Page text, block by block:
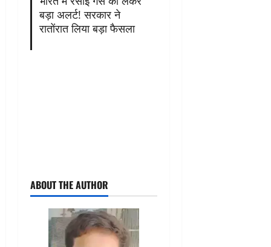
बड़ा अलर्ट! सरकार ने
रातोंरात लिया बड़ा फैसला
ABOUT THE AUTHOR